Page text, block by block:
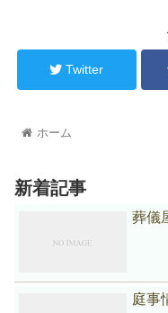
Twitter
ホーム
新着記事
葬儀
庭事